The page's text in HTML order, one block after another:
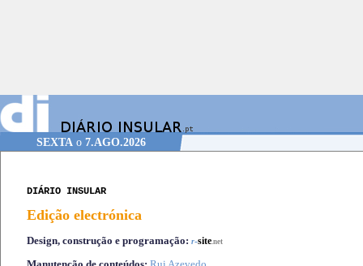
SEXTA o 7.AGO.2026
DIÁRIO INSULAR
Edição electrónica
Design, construção e programação: r-site.net